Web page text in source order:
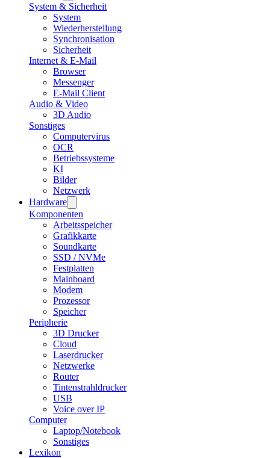
System & Sicherheit
System
Wiederherstellung
Synchronisation
Sicherheit
Internet & E-Mail
Browser
Messenger
E-Mail Client
Audio & Video
3D Audio
Sonstiges
Computervirus
OCR
Betriebssysteme
KI
Bilder
Netzwerk
Hardware
Komponenten
Arbeitsspeicher
Grafikkarte
Soundkarte
SSD / NVMe
Festplatten
Mainboard
Modem
Prozessor
Speicher
Peripherie
3D Drucker
Cloud
Laserdrucker
Netzwerke
Router
Tintenstrahldrucker
USB
Voice over IP
Computer
Laptop/Notebook
Sonstiges
Lexikon